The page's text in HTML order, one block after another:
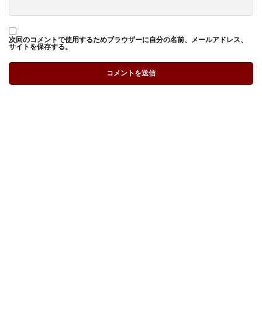
次回のコメントで使用するためブラウザーに自分の名前、メールアドレス、
サイトを保存する。